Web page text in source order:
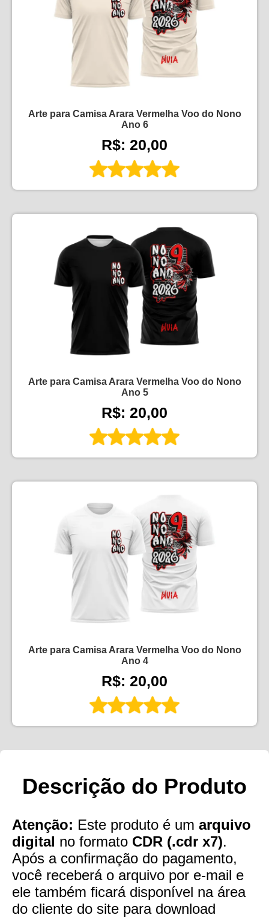
Arte para Camisa Arara Vermelha Voo do Nono
Ano 6
R$: 20,00
Arte para Camisa Arara Vermelha Voo do Nono
Ano 5
R$: 20,00
Arte para Camisa Arara Vermelha Voo do Nono
Ano 4
R$: 20,00
Descrição do Produto
Atenção: Este produto é um arquivo
digital no formato CDR (.cdr x7).
Após a confirmação do pagamento,
você receberá o arquivo por e-mail e
ele também ficará disponível na área
do cliente do site para download